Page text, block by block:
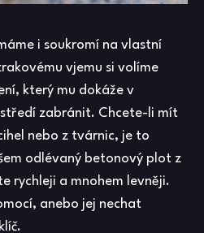
i soukromí na vlastní
vjemu si volíme
který mu dokáže v
zabránit. Chcete-li mít
nebo z tvárnic, je to
odlévaný betonový plot z
rychleji a mnohem levněji.
anebo jej nechat